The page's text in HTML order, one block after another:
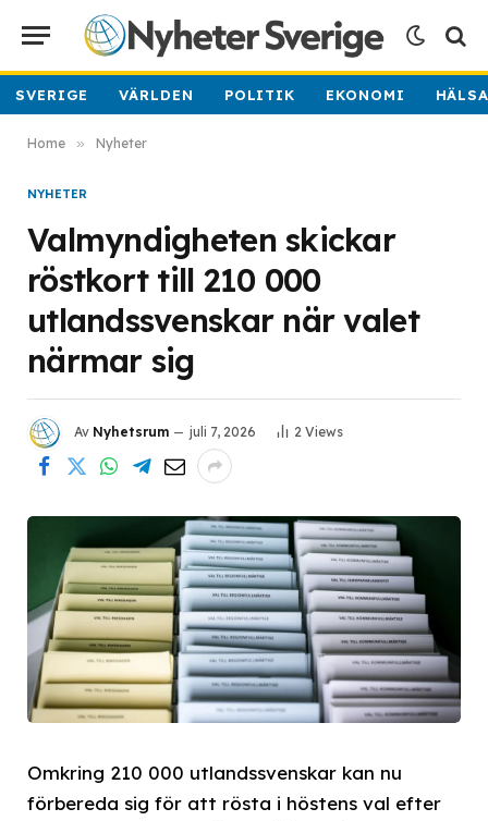
SVERIGE VÄRLDEN POLITIK EKONOMI
Home » Nyheter
NYHETER
Valmyndigheten skickar
röstkort till 210 000
utlandssvenskar när valet
närmar sig
Av Nyhetsrum juli 7, 2026 2 Views
Omkring 210 000 utlandssvenskar kan nu
förbereda sig för att rösta i höstens val efter